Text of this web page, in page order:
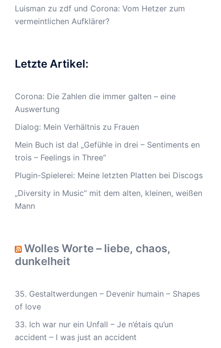
Luisman zu zdf und Corona: Vom Hetzer zum
vermeintlichen Aufklärer?
Letzte Artikel:
Corona: Die Zahlen die immer galten – eine
Auswertung
Dialog: Mein Verhältnis zu Frauen
Mein Buch ist da! „Gefühle in drei – Sentiments en
trois – Feelings in Three“
Plugin-Spielerei: Meine letzten Platten bei Discogs
„Diversity in Music“ mit dem alten, kleinen, weißen
Mann
Wolles Worte – liebe, chaos,
dunkelheit
35. Gestaltwerdungen – Devenir humain – Shapes
of love
33. Ich war nur ein Unfall – Je n’étais qu’un
accident – I was just an accident